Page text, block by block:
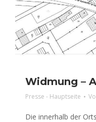
Widmung –
Presse - Hauptseite
Die innerhalb der